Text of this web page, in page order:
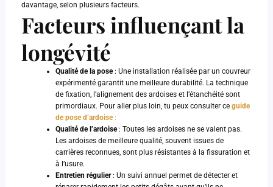
davantage, selon plusieurs facteurs.
Facteurs influençant la
longévité
Qualité de la pose: Une installation réalisée par un couvreur
expérimenté garantit une meilleure durabilité. La technique
de fixation, l’alignement des ardoises et l’étanchéité sont
primordiaux. Pour aller plus loin, tu peux consulter ceguide
de pose d’ardoise:
Qualité de l’ardoise: Toutes les ardoises ne se valent pas.
Les ardoises de meilleure qualité, souvent issues de
carrières reconnues, sont plus résistantes à la fissuration et
à l’usure.
Entretien régulier: Un suivi annuel permet de détecter et